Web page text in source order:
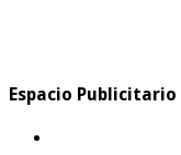
Espacio Publicitario